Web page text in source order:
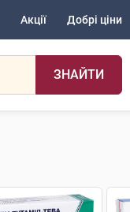
Акції Добрі ціни
ЗНАЙТИ